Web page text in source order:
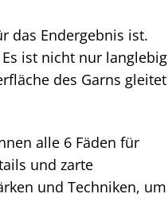
das Endergebnis ist.
ist nicht nur langlebig
des Garns gleitet
alle 6 Fäden für
und zarte
und Techniken, um